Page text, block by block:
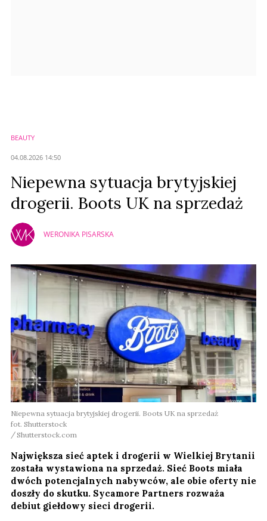
BEAUTY
04.08.2026 14:50
Niepewna sytuacja brytyjskiej
drogerii. Boots UK na sprzedaż
WERONIKA PISARSKA
Niepewna sytuacja brytyjskiej drogerii. Boots UK na sprzedaż
fot. Shutterstock
Shutterstock.com
Największa sieć aptek i drogerii w Wielkiej Brytanii
została wystawiona na sprzedaż. Sieć Boots miała
dwóch potencjalnych nabywców, ale obie oferty nie
doszły do skutku. Sycamore Partners rozważa
debiut giełdowy sieci drogerii.